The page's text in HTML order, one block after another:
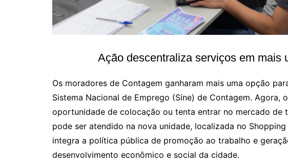
Ação descentraliza serviços em mais
Os moradores de Contagem ganharam mais uma opção
Sistema Nacional de Emprego (Sine) de Contagem. Agora,
oportunidade de colocação ou tenta entrar no mercado de
pode ser atendido na nova unidade, localizada no
integra a política pública de promoção ao trabalho e
desenvolvimento econômico e social da cidade.